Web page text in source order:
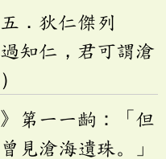
．狄仁傑列
知仁，君可謂滄
第一一齣：「但
見滄海遺珠。」